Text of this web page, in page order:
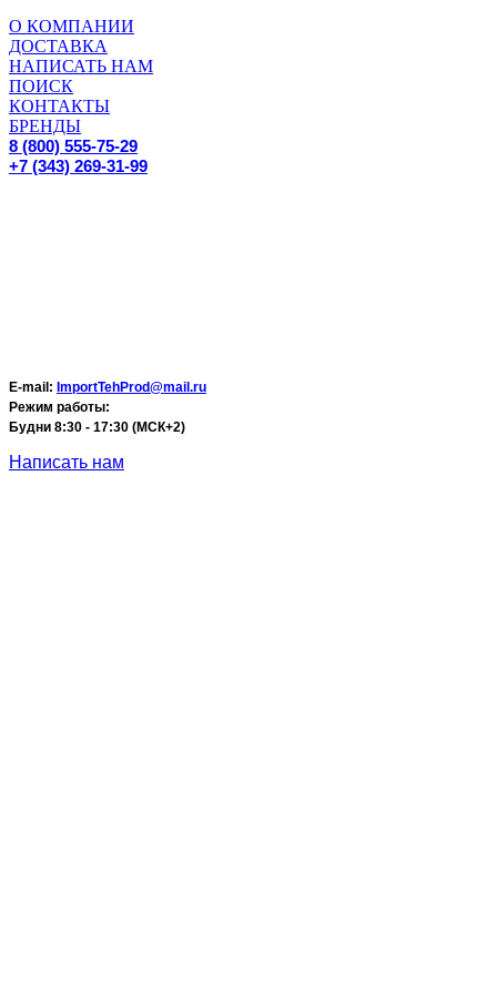
О КОМПАНИИ
ДОСТАВКА
НАПИСАТЬ НАМ
ПОИСК
КОНТАКТЫ
БРЕНДЫ
8 (800) 555-75-29
+7 (343) 269-31-99
E-mail: ImportTehProd@mail.ru
Режим работы:
Будни 8:30 - 17:30 (МСК+2)
Написать нам